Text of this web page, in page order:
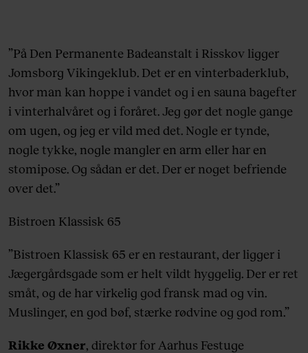
”På Den Permanente Badeanstalt i Risskov ligger
Jomsborg Vikingeklub. Det er en vinterbaderklub,
hvor man kan hoppe i vandet og i en sauna bagefter
i vinterhalvåret og i foråret. Jeg gør det nogle gange
om ugen, og jeg er vild med det. Nogle er tynde,
nogle tykke, nogle mangler en arm eller har en
stomipose. Og sådan er det. Der er noget befriende
over det.”
Bistroen Klassisk 65
”Bistroen Klassisk 65 er en restaurant, der ligger i
Jægergårdsgade som er helt vildt hyggelig. Der er ret
småt, og de har virkelig god fransk mad og vin.
Muslinger, en god bøf, stærke rødvine og god rom.”
Rikke Øxner, direktør for Aarhus Festuge